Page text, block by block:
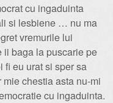
cu ingaduinta
si lesbiene … nu ma
vremurile lui
ii baga la puscarie pe
eu urat si sper sa
chestia asta nu-mi
cu ingaduinta.